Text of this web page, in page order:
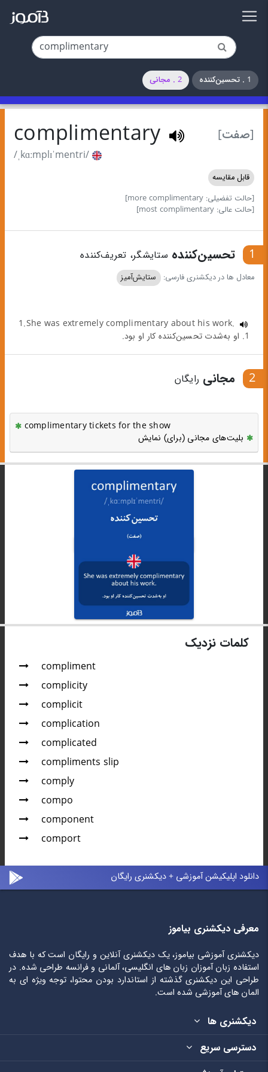
1 . تحسین‌کننده 2 . مجانی
[صفت] complimentary
/ˌkɑːmplɪˈmentri/
قابل مقایسه
[حالت تفضیلی: more complimentary]
[حالت عالی: most complimentary]
1 تحسین‌کننده ستایشگر، تعریف‌کننده
معادل ها در دیکشنری فارسی: ستایش‌آمیز
1.She was extremely complimentary about his work.
1. او به‌شدت تحسین‌کننده کار او بود.
2 مجانی رایگان
complimentary tickets for the show
بلیت‌های مجانی (برای) نمایش
کلمات نزدیک
compliment
complicity
complicit
complication
complicated
compliments slip
comply
compo
component
comport
دانلود اپلیکیشن آموزشی + دیکشنری رایگان
معرفی دیکشنری بیاموز
دیکشنری آموزشی بیاموز، یک دیکشنری آنلاین و رایگان است که با هدف
استفاده زبان آموزان زبان های انگلیسی، آلمانی و فرانسه طراحی شده. در
طراحی این دیکشنری گذشته از استاندارد بودن محتوا، توجه ویژه ای به
المان های آموزشی شده است.
دیکشنری ها
دسترسی سریع